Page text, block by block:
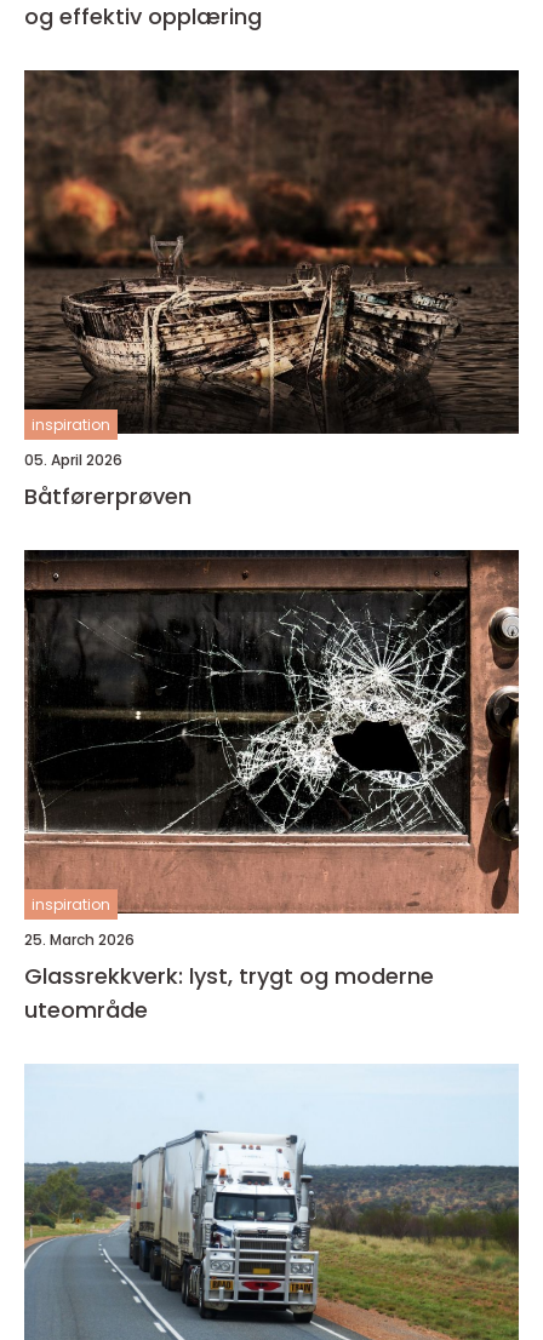
og effektiv opplæring
inspiration
05. April 2026
Båtførerprøven
inspiration
25. March 2026
Glassrekkverk: lyst, trygt og moderne
uteområde